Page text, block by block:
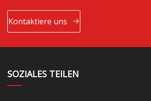
Kontaktiere uns
SOZIALES TEILEN